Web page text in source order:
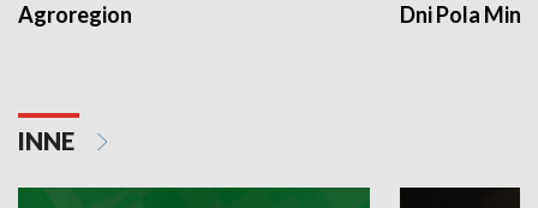
Agroregion Dni Pola
INNE